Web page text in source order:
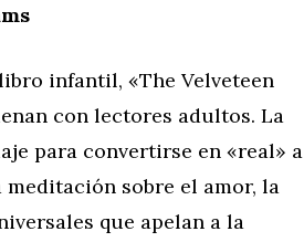
infantil, «The Velveteen
con lectores adultos. La
para convertirse en «real» a
sobre el amor, la
que apelan a la